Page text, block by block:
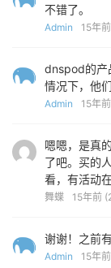
不错了。
Admin 15年
dnspod的产
情况下，他
Admin 15年
嗯嗯，是真
了吧。买的
看，有活动
舞蝶 15年前
谢谢！之前
Admin 15年